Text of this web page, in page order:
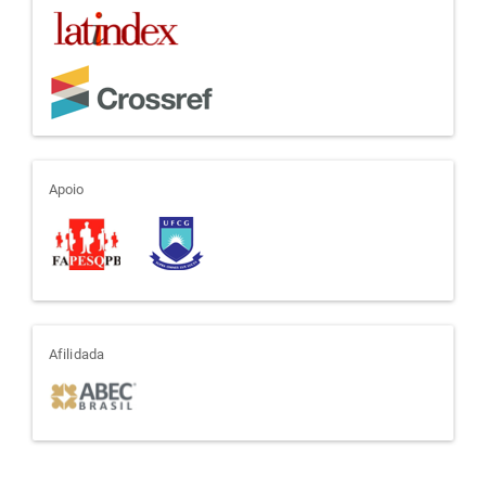
apoio
Apoio
afiliada
Afilidada